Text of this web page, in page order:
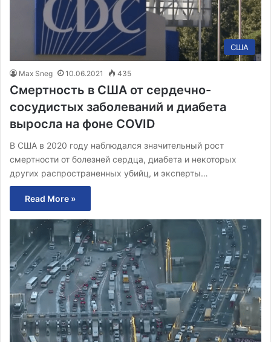
США
Max Sneg 10.06.2021 435
Смертность в США от сердечно-
сосудистых заболеваний и диабета
выросла на фоне COVID
В США в 2020 году наблюдался значительный рост
смертности от болезней сердца, диабета и некоторых
других распространенных убийц, и эксперты…
Read More »